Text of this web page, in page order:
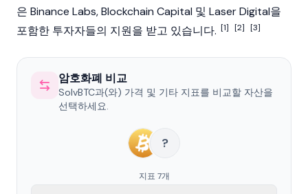
은 Binance Labs,Blockchain Capital 및 Laser Digital을
포함한 투자자들의 지원을 받고 있습니다. [1] [2] [3]
암호화폐 비교
SolvBTC과(와) 가격 및 기타 지표를 비교할 자산을
선택하세요.
?
지표 7개